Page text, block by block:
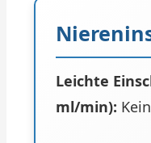
Leichte
ml/min):